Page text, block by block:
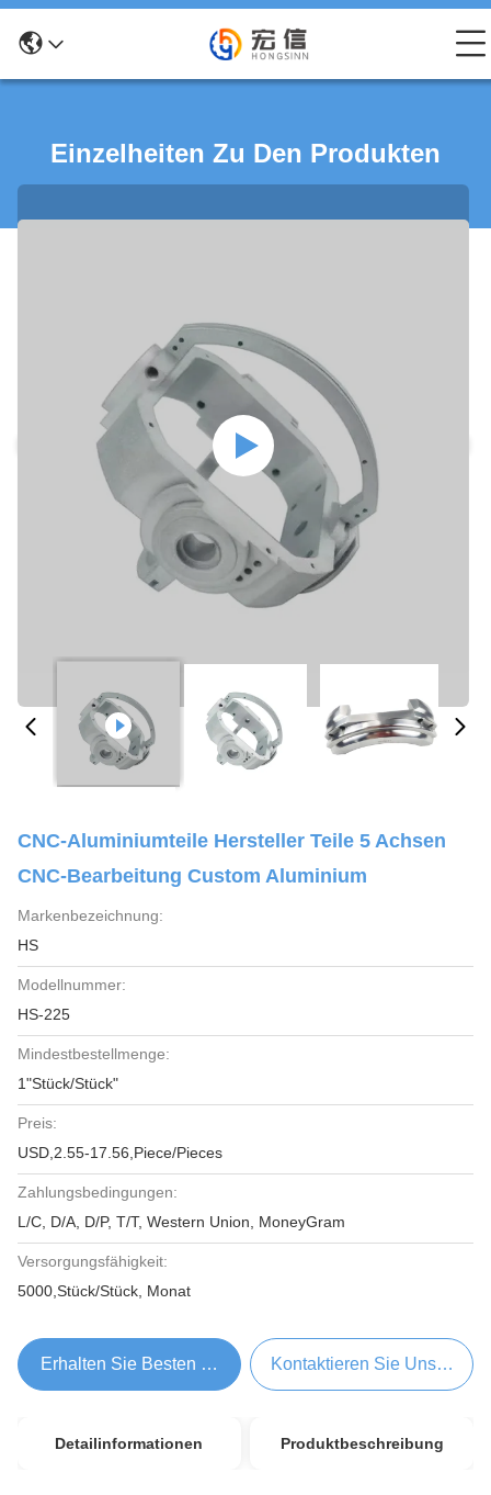
Einzelheiten Zu Den Produkten
CNC-Aluminiumteile Hersteller Teile 5 Achsen
CNC-Bearbeitung Custom Aluminium
Markenbezeichnung:
HS
Modellnummer:
HS-225
Mindestbestellmenge:
1"Stück/Stück"
Preis:
USD,2.55-17.56,Piece/Pieces
Zahlungsbedingungen:
L/C, D/A, D/P, T/T, Western Union, MoneyGram
Versorgungsfähigkeit:
5000,Stück/Stück, Monat
Erhalten Sie Besten Preis Kontaktieren Sie Uns Jetzt
Detailinformationen Produktbeschreibung